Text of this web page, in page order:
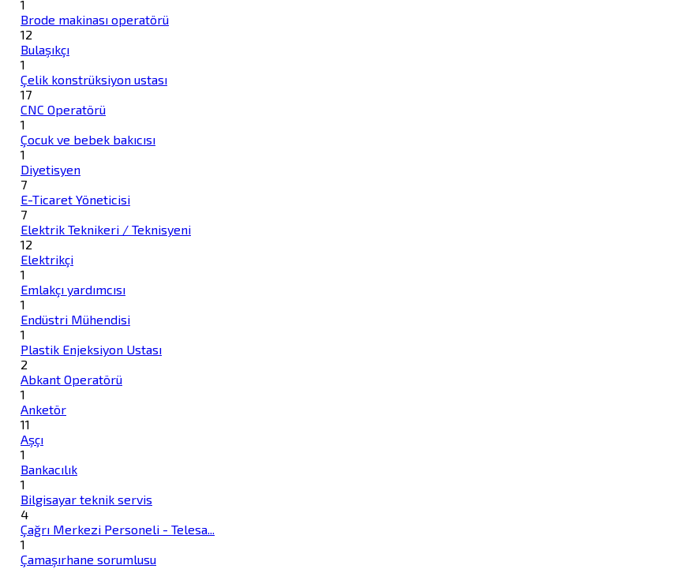
1
Brode makinası operatörü
12
Bulaşıkçı
1
Çelik konstrüksiyon ustası
17
CNC Operatörü
1
Çocuk ve bebek bakıcısı
1
Diyetisyen
7
E-Ticaret Yöneticisi
7
Elektrik Teknikeri / Teknisyeni
12
Elektrikçi
1
Emlakçı yardımcısı
1
Endüstri Mühendisi
1
Plastik Enjeksiyon Ustası
2
Abkant Operatörü
1
Anketör
11
Aşçı
1
Bankacılık
1
Bilgisayar teknik servis
4
Çağrı Merkezi Personeli - Telesa...
1
Çamaşırhane sorumlusu